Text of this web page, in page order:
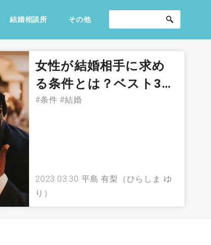
結婚相談所 その他
セックスライフ 不倫・だめ男 感動
女性が結婚相手に求め
る条件とは？ベスト3…
#条件#結婚
2023.03.30 平島 有梨（ひらしま ゆ
り）